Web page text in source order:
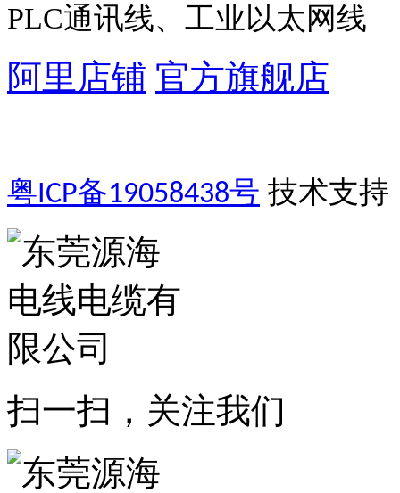
PLC通讯线、工业以太网线
阿里店铺 官方旗舰店
粤ICP备19058438号 技术支持
扫一扫，关注我们